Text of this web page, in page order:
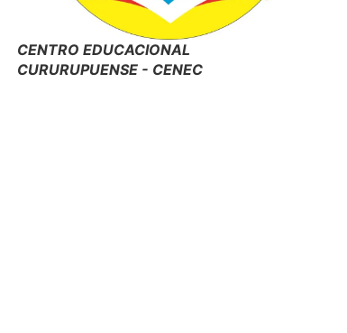
CENTRO EDUCACIONAL
CURURUPUENSE - CENEC